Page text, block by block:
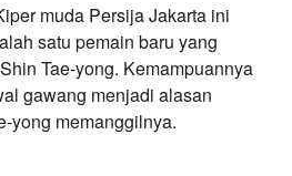
muda Persija Jakarta ini
satu pemain baru yang
Tae-yong. Kemampuannya
gawang menjadi alasan
yong memanggilnya.